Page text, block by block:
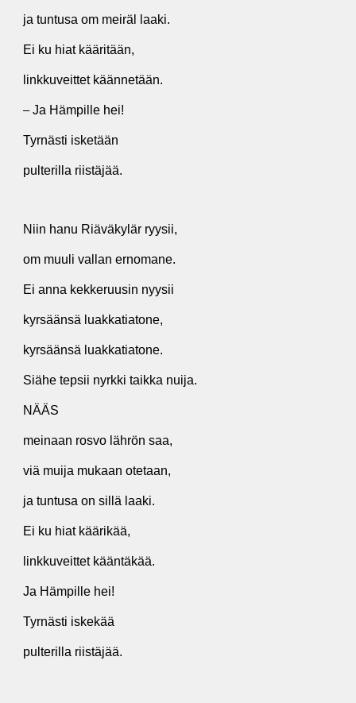
ja tuntusa om meiräl laaki.
Ei ku hiat kääritään,
linkkuveittet käännetään.
–Ja Hämpille hei!
Tyrnästi isketään
pulterilla riistäjää.
Niin hanu Riäväkylär ryysii,
om muuli vallan ernomane.
Ei anna kekkeruusin nyysii
kyrsäänsä luakkatiatone,
kyrsäänsä luakkatiatone.
Siähe tepsii nyrkki taikka nuija.
NÄÄS
meinaan rosvo lährön saa,
viä muija mukaan otetaan,
ja tuntusa on sillä laaki.
Ei ku hiat käärikää,
linkkuveittet kääntäkää.
Ja Hämpille hei!
Tyrnästi iskekää
pulterilla riistäjää.